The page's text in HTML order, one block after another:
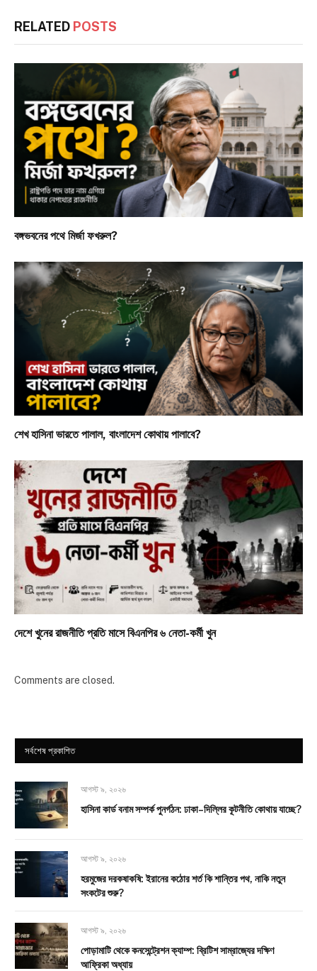
RELATED POSTS
বঙ্গভবনের পথে মির্জা ফখরুল?
শেখ হাসিনা ভারতে পালাল, বাংলাদেশ কোথায় পালাবে?
দেশে খুনের রাজনীতি প্রতি মাসে বিএনপির ৬ নেতা-কর্মী খুন
Comments are closed.
সর্বশেষ প্রকাশিত
আগস্ট ৯, ২০২৬
হাসিনা কার্ড বনাম সম্পর্ক পুনর্গঠন: ঢাকা–দিল্লির কূটনীতি কোথায় যাচ্ছে?
আগস্ট ৯, ২০২৬
হরমুজের দরকষাকষি: ইরানের কঠোর শর্ত কি শান্তির পথ, নাকি নতুন
সংকটের শুরু?
আগস্ট ৯, ২০২৬
পোড়ামাটি থেকে কনসেন্ট্রেশন ক্যাম্প: ব্রিটিশ সাম্রাজ্যের দক্ষিণ
আফ্রিকা অধ্যায়